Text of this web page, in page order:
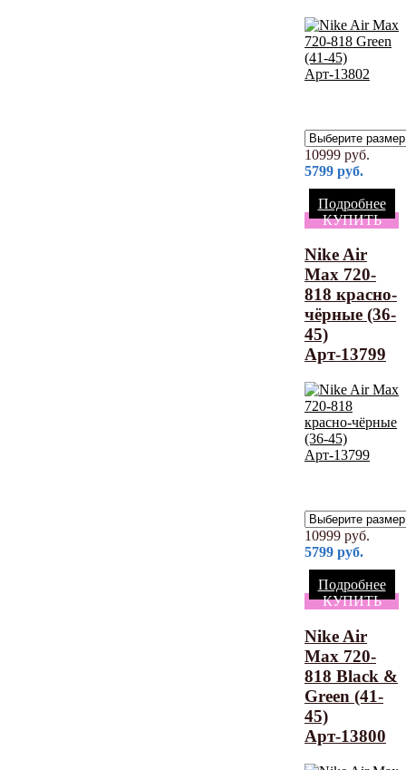
10999 руб.
5799 руб.
Подробнее
КУПИТЬ
Nike Air
Max 720-
818 красно-
чёрные (36-
45)
Арт-13799
10999 руб.
5799 руб.
Подробнее
КУПИТЬ
Nike Air
Max 720-
818 Black &
Green (41-
45)
Арт-13800